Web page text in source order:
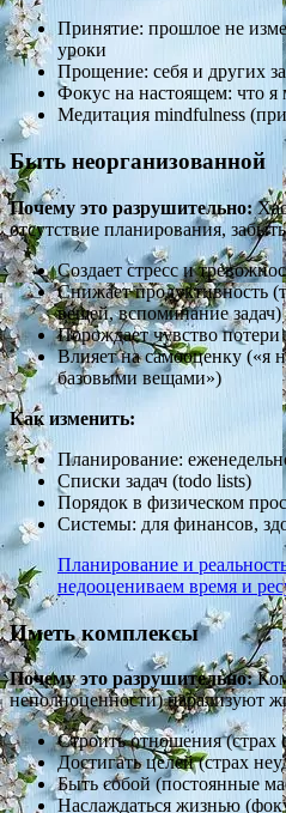
Принятие: прошлое не
уроки
Прощение: себя и других
Фокус на настоящем: что
Медитация mindfulness
Быть неорганизованной
Почему это разрушительно:
отсутствие планирования,
Создает стресс и
Снижает продуктивность
вещей, вспоминание задач)
Порождает чувство потери
Влияет на самооценку («я
базовыми вещами»)
Как изменить:
Планирование:
Списки задач (todo lists)
Порядок в физическом
Системы: для финансов,
Планирование и
недооцениваем время и
Иметь комплексы
Почему это разрушительно:
неполноценности) парализуют
Строить отношения (страх
Достигать целей (страх
Быть собой (постоянные
Наслаждаться жизнью